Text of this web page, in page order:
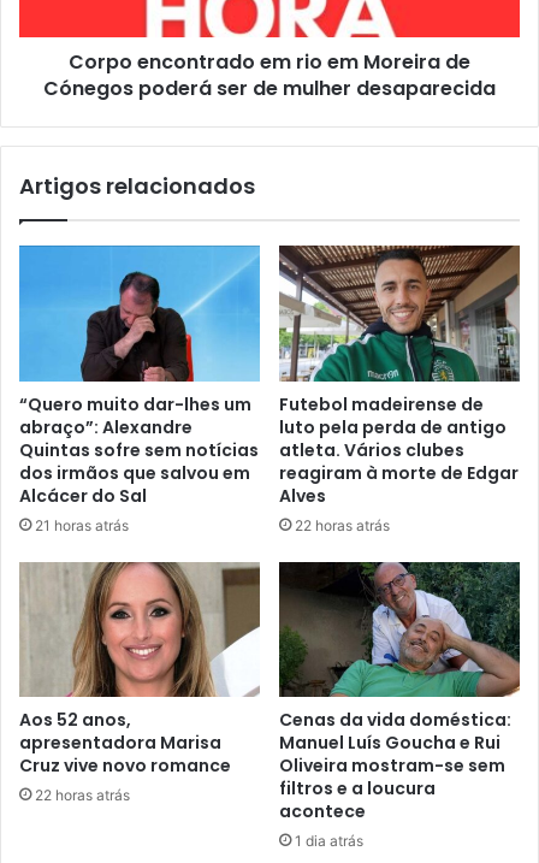
Corpo encontrado em rio em Moreira de
Cónegos poderá ser de mulher desaparecida
Artigos relacionados
“Quero muito dar-lhes um
abraço”: Alexandre
Quintas sofre sem notícias
dos irmãos que salvou em
Alcácer do Sal
21 horas atrás
Futebol madeirense de
luto pela perda de antigo
atleta. Vários clubes
reagiram à morte de Edgar
Alves
22 horas atrás
Aos 52 anos,
apresentadora Marisa
Cruz vive novo romance
22 horas atrás
Cenas da vida doméstica:
Manuel Luís Goucha e Rui
Oliveira mostram-se sem
filtros e a loucura
acontece
1 dia atrás